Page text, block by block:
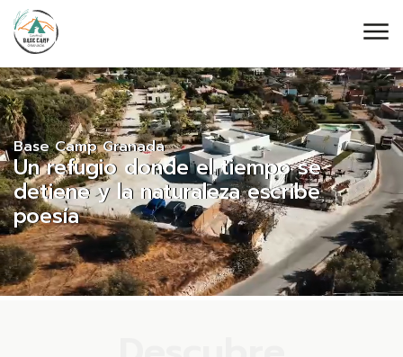
Base Camp Granada
Un refugio donde el tiempo se
detiene y la naturaleza escribe
poesía